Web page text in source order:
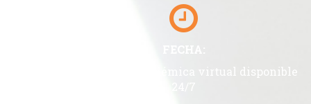
Plataforma académica virtual disponible